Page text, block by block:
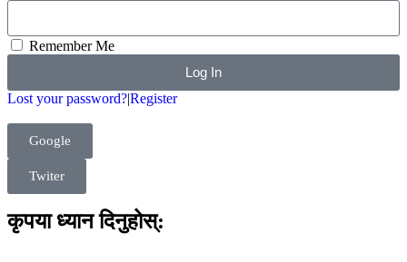
Remember Me
Log In
Lost your password?|Register
Google
Twiter
कृपया ध्यान दिनुहोस्: